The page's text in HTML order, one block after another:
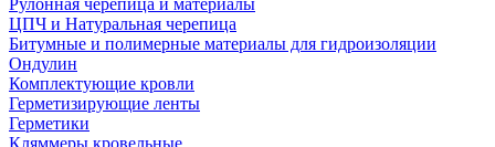
Рулонная черепица и материалы
ЦПЧ и Натуральная черепица
Битумные и полимерные материалы для гидроизоляции
Ондулин
Комплектующие кровли
Герметизирующие ленты
Герметики
Кляммеры кровельные